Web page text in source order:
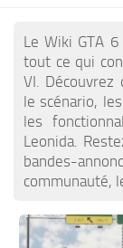
Le Wiki GTA
tout ce qui
VI.
le scénario,
les
Leonida.
bandes-
communauté,